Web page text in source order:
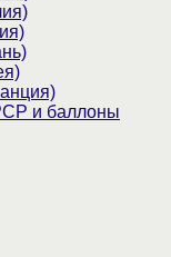
и баллоны